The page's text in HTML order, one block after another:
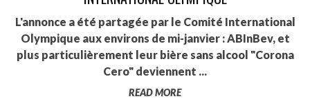
L'annonce a été partagée par le Comité International
Olympique aux environs de mi-janvier : ABInBev, et
plus particulièrement leur bière sans alcool "Corona
Cero" deviennent ...
READ MORE